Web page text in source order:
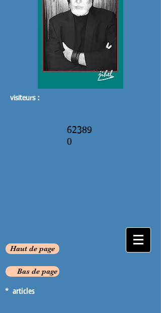
visiteurs :
62389
0
Haut de page
Bas de page
* articles